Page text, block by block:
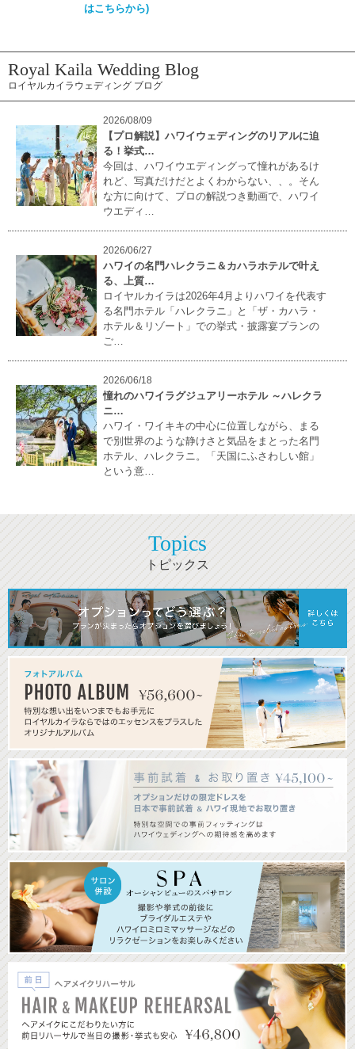
はこちらから)
Royal Kaila Wedding Blog
ロイヤルカイラウェディング ブログ
2026/08/09
【プロ解説】ハワイウェディングのリアルに迫
る！挙式…
今回は、ハワイウエディングって憧れがあるけ
れど、写真だけだとよくわからない、、。そん
な方に向けて、プロの解説つき動画で、ハワイ
ウエディ…
2026/06/27
ハワイの名門ハレクラニ＆カハラホテルで叶え
る、上質…
ロイヤルカイラは2026年4月よりハワイを代表す
る名門ホテル「ハレクラニ」と「ザ・カハラ・
ホテル＆リゾート」での挙式・披露宴プランの
ご…
2026/06/18
憧れのハワイラグジュアリーホテル ～ハレクラ
ニ…
ハワイ・ワイキキの中心に位置しながら、まる
で別世界のような静けさと気品をまとった名門
ホテル、ハレクラニ。「天国にふさわしい館」
という意…
Topics
トピックス